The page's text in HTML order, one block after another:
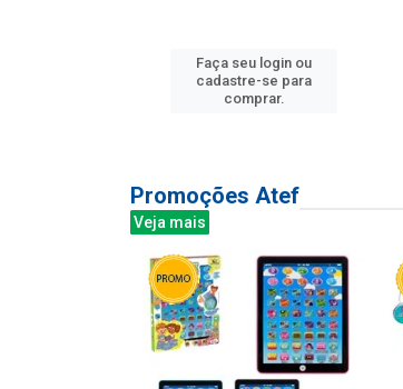
Faça seu login ou
cadastre-se para
comprar.
Promoções Atef
Veja mais